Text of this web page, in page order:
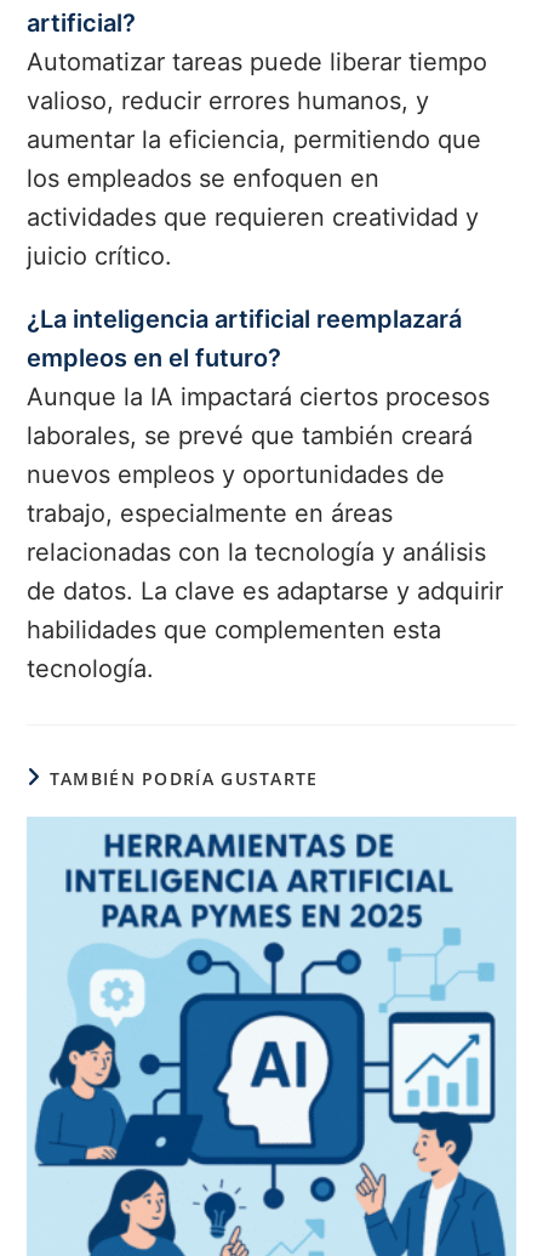
artificial?
Automatizar tareas puede liberar tiempo
valioso, reducir errores humanos, y
aumentar la eficiencia, permitiendo que
los empleados se enfoquen en
actividades que requieren creatividad y
juicio crítico.
¿La inteligencia artificial reemplazará
empleos en el futuro?
Aunque la IA impactará ciertos procesos
laborales, se prevé que también creará
nuevos empleos y oportunidades de
trabajo, especialmente en áreas
relacionadas con la tecnología y análisis
de datos. La clave es adaptarse y adquirir
habilidades que complementen esta
tecnología.
TAMBIÉN PODRÍA GUSTARTE